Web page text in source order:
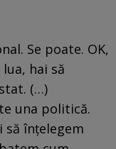
Se poate. OK,
hai să
(…)
una politică.
înțelegem